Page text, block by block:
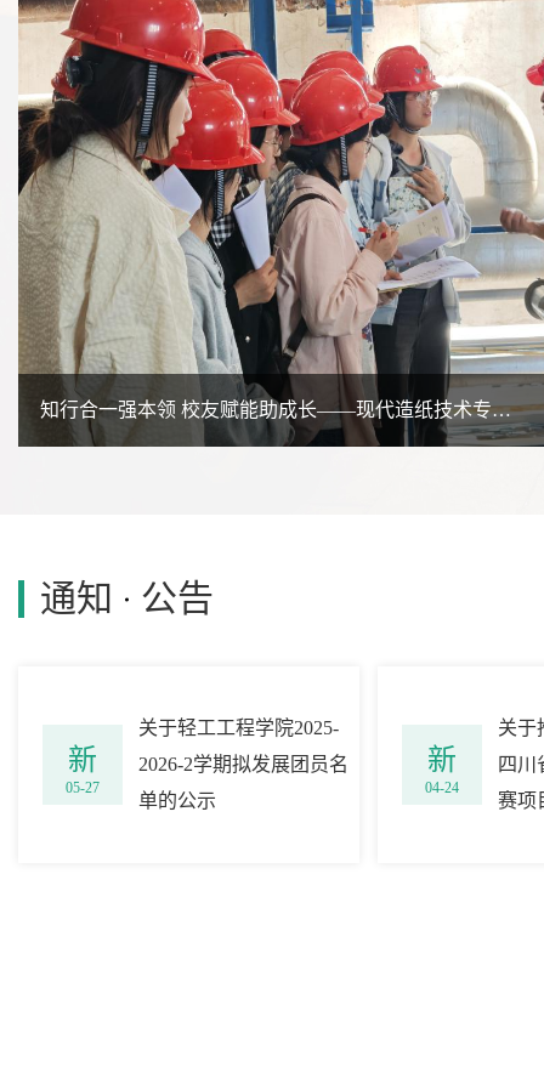
知行合一强本领 校友赋能助成长——现代造纸技术专业走进泰盛
通知 公告
新
05-27
关于轻工工程学院2025-
2026-2学期拟发展团员名
单的公示
新
04-24
关于
四川
赛项
荐
05-27
关于轻工工程学院2025-
2026-2学期拟发展团员名
单的公示
荐
04-24
关于
四川
赛项